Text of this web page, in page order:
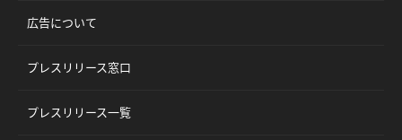
広告について
プレスリリース窓口
プレスリリース一覧